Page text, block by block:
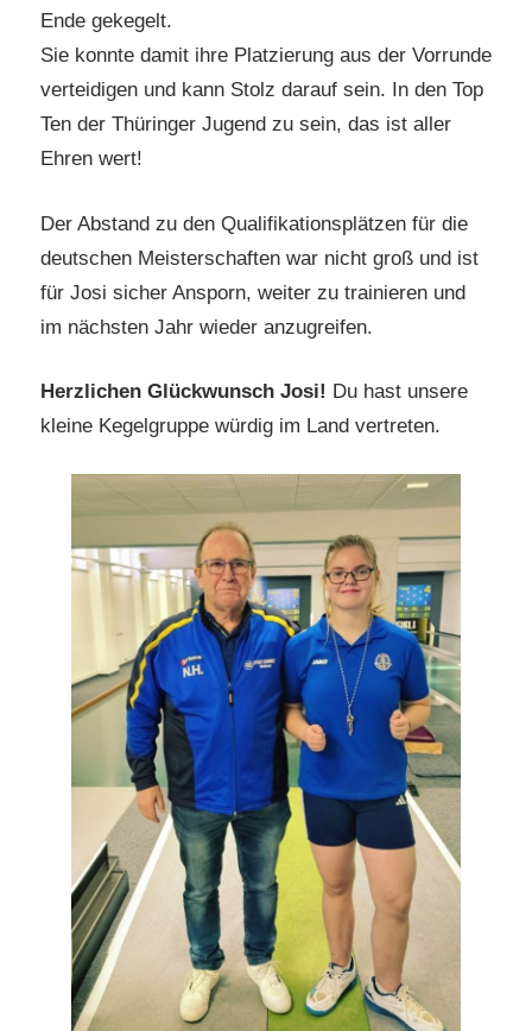
Ende gekegelt.
Sie konnte damit ihre Platzierung aus der Vorrunde
verteidigen und kann Stolz darauf sein. In den Top
Ten der Thüringer Jugend zu sein, das ist aller
Ehren wert!
Der Abstand zu den Qualifikationsplätzen für die
deutschen Meisterschaften war nicht groß und ist
für Josi sicher Ansporn, weiter zu trainieren und
im nächsten Jahr wieder anzugreifen.
Herzlichen Glückwunsch Josi! Du hast unsere
kleine Kegelgruppe würdig im Land vertreten.